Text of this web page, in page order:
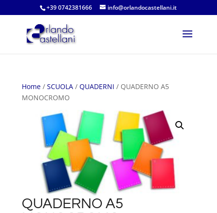
+39 0742381666 info@orlandocastellani.it
Home/ SCUOLA/ QUADERNI / QUADERNO A5
MONOCROMO
QUADERNO A5